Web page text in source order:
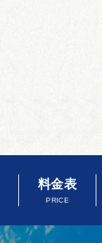
料金表
PRICE